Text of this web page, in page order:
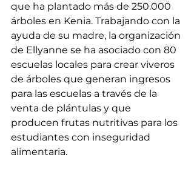
que ha plantado más de 250.000
árboles en Kenia. Trabajando con la
ayuda de su madre, la organización
de Ellyanne se ha asociado con 80
escuelas locales para crear viveros
de árboles que generan ingresos
para las escuelas a través de la
venta de plántulas y que
producen frutas nutritivas para los
estudiantes con inseguridad
alimentaria.